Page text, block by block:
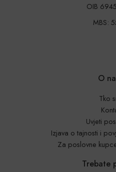
OIB
MBS:
O
Tko
Uvjeti
Izjava o tajnosti i
Za poslovne
Trebate